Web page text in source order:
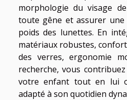
morphologie du visage
toute gêne et assurer
poids des lunettes. En
matériaux robustes,
des verres, ergonomie
recherche, vous
votre enfant tout en lui
adapté à son quotidien